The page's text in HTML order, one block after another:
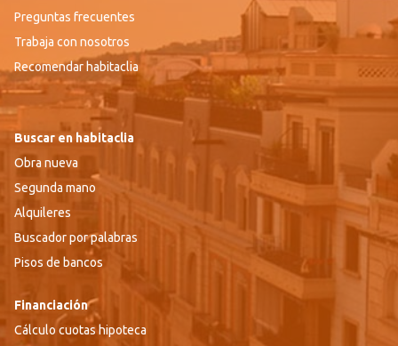
Preguntas frecuentes
Trabaja con nosotros
Recomendar habitaclia
Buscar en habitaclia
Obra nueva
Segunda mano
Alquileres
Buscador por palabras
Pisos de bancos
Financiación
Cálculo cuotas hipoteca